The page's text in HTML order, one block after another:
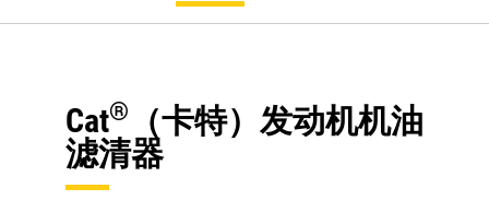
Cat®
（卡特）发动机机油
滤清器